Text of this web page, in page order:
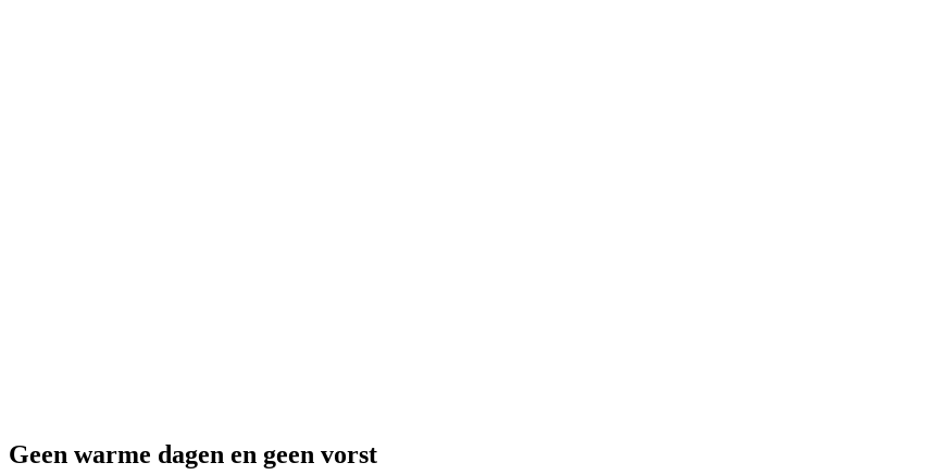
Geen warme dagen en geen vorst